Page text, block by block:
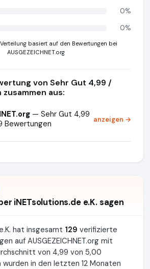
0%
0%
basiert auf den Bewertungen bei
AUSGEZEICHNET.org
von Sehr Gut 4,99 /
aus:
— Sehr Gut 4,99
Bewertungen
anzeigen →
iNETsolutions.de e.K. sagen
hat insgesamt 129 verifizierte
auf AUSGEZEICHNET.org mit
von 4,99 von 5,00
in den letzten 12 Monaten